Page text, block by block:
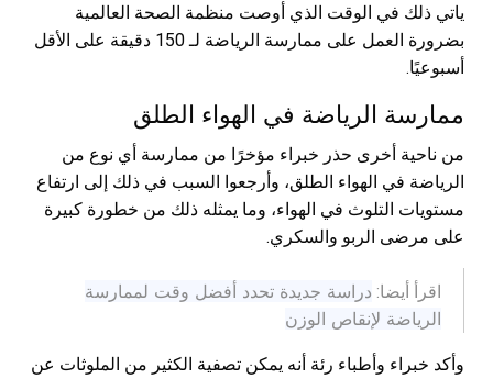
ياتي ذلك في الوقت الذي أوصت منظمة الصحة العالمية
بضرورة العمل على ممارسة الرياضة لـ 150 دقيقة على الأقل
أسبوعيًا.
ممارسة الرياضة في الهواء الطلق
من ناحية أخرى حذر خبراء مؤخرًا من ممارسة أي نوع من
الرياضة في الهواء الطلق، وأرجعوا السبب في ذلك إلى ارتفاع
مستويات التلوث في الهواء، وما يمثله ذلك من خطورة كبيرة
على مرضى الربو والسكري.
اقرأ أيضا: دراسة جديدة تحدد أفضل وقت لممارسة
الرياضة لإنقاص الوزن
وأكد خبراء وأطباء رئة أنه يمكن تصفية الكثير من الملوثات عن